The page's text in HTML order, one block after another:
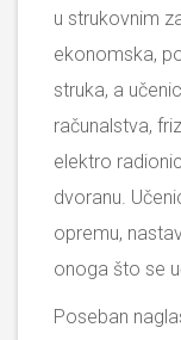
u strukovnim
ekonomska,
struka, a
računalstva,
elektro
dvoranu.
opremu,
onoga što se
Poseban